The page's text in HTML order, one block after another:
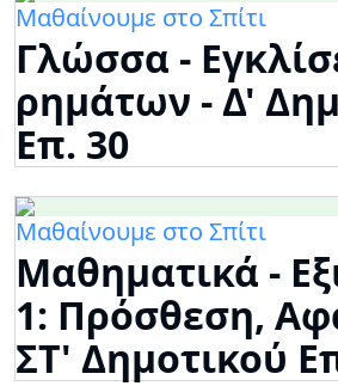
Μαθαίνουμε στο Σπίτι
Γλώσσα -
ρημάτων - Δ'
Επ. 30
Μαθαίνουμε στο Σπίτι
Μαθηματικά -
1: Πρόσθεση,
ΣΤ' Δημοτικού